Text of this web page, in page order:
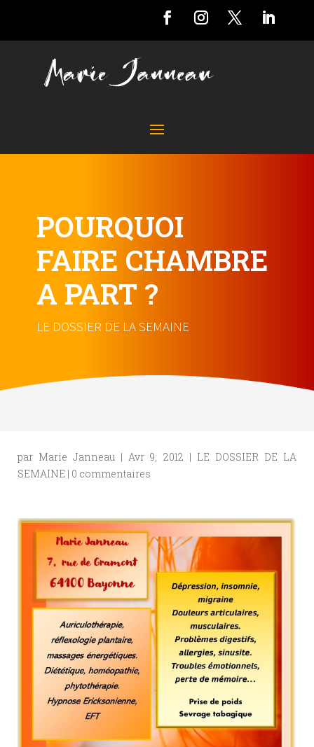
POURQUOI
FAIRE CHAMBRE
A PART ?
LE DOSSIER DE LA SEMAINE
par Marie Janneau |Avr 9, 2012 | LE DOSSIER DE LA
SEMAINE | 0 commentaires